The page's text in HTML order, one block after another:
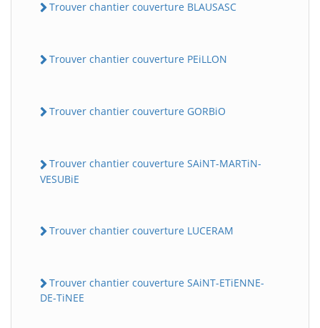
Trouver chantier couverture BLAUSASC
Trouver chantier couverture PEiLLON
Trouver chantier couverture GORBiO
Trouver chantier couverture SAiNT-MARTiN-
VESUBiE
Trouver chantier couverture LUCERAM
Trouver chantier couverture SAiNT-ETiENNE-
DE-TiNEE